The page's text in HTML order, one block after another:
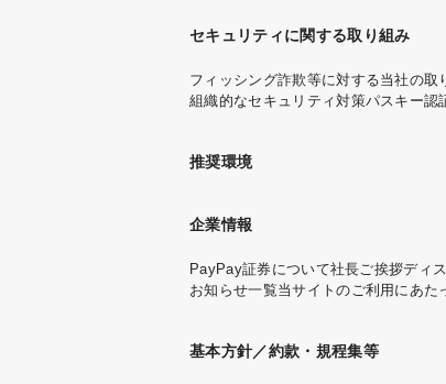
セキュリティに関する取り組み
フィッシング詐欺等に対する当社の取
組織的なセキュリティ対策パスキー認
推奨環境
企業情報
PayPay証券について社長ご挨拶ディ
お知らせ一覧当サイトのご利用にあた
基本方針／約款・規程集等